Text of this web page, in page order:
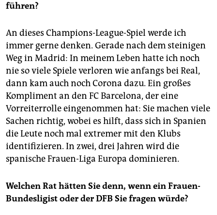
führen?
An dieses Champions-League-Spiel werde ich
immer gerne denken. Gerade nach dem steinigen
Weg in Madrid: In meinem Leben hatte ich noch
nie so viele Spiele verloren wie anfangs bei Real,
dann kam auch noch Corona dazu. Ein großes
Kompliment an den FC Barcelona, der eine
Vorreiterrolle eingenommen hat: Sie machen viele
Sachen richtig, wobei es hilft, dass sich in Spanien
die Leute noch mal extremer mit den Klubs
identifizieren. In zwei, drei Jahren wird die
spanische Frauen-Liga Europa dominieren.
Welchen Rat hätten Sie denn, wenn ein Frauen-
Bundesligist oder der DFB Sie fragen würde?